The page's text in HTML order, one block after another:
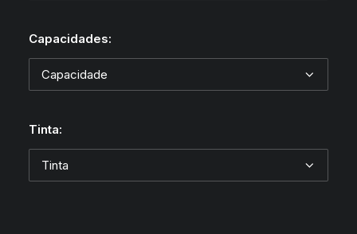
Capacidades:
Tinta: